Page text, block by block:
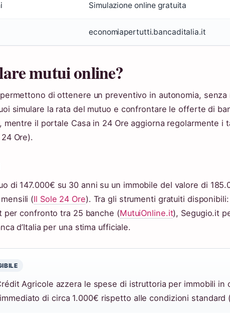
Simulazione online gratuita
economiapertutti.bancaditalia.it
mutui online?
di ottenere un preventivo in autonomia, senza
simulare la rata del mutuo e confrontare le offerte di
mentre il portale Casa in 24 Ore aggiorna regolarmente i
Ore).
di 147.000€ su 30 anni su un immobile del valore di
(Il Sole 24 Ore). Tra gli strumenti gratuiti
per confronto tra 25 banche (MutuiOnline.it), Segugio.it
d’Italia per una stima ufficiale.
Agricole azzera le spese di istruttoria per immobili in
di circa 1.000€ rispetto alle condizioni standard (